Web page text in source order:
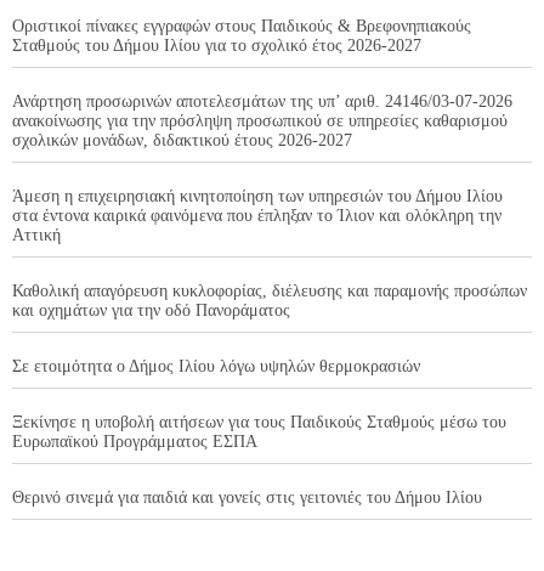
Οριστικοί πίνακες εγγραφών στους Παιδικούς & Βρεφονηπιακούς
Σταθμούς του Δήμου Ιλίου για το σχολικό έτος 2026-2027
Ανάρτηση προσωρινών αποτελεσμάτων της υπ’ αριθ. 24146/03-07-2026
ανακοίνωσης για την πρόσληψη προσωπικού σε υπηρεσίες καθαρισμού
σχολικών μονάδων, διδακτικού έτους 2026-2027
Άμεση η επιχειρησιακή κινητοποίηση των υπηρεσιών του Δήμου Ιλίου
στα έντονα καιρικά φαινόμενα που έπληξαν το Ίλιον και ολόκληρη την
Αττική
Καθολική απαγόρευση κυκλοφορίας, διέλευσης και παραμονής προσώπων
και οχημάτων για την οδό Πανοράματος
Σε ετοιμότητα ο Δήμος Ιλίου λόγω υψηλών θερμοκρασιών
Ξεκίνησε η υποβολή αιτήσεων για τους Παιδικούς Σταθμούς μέσω του
Ευρωπαϊκού Προγράμματος ΕΣΠΑ
Θερινό σινεμά για παιδιά και γονείς στις γειτονιές του Δήμου Ιλίου